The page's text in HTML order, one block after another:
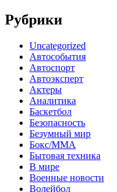
Рубрики
Uncategorized
Автособытия
Автоспорт
Автоэксперт
Актеры
Аналитика
Баскетбол
Безопасность
Безумный мир
Бокс/MMA
Бытовая техника
В мире
Военные новости
Волейбол